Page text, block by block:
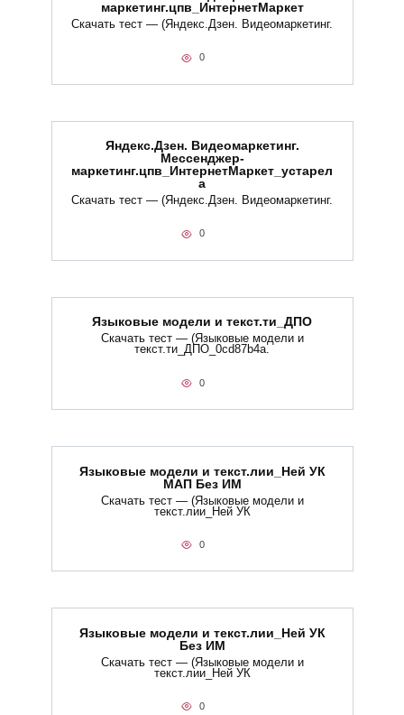
маркетинг.цпв_ИнтернетМаркет
Скачать тест — (Яндекс.Дзен. Видеомаркетинг.
0
Яндекс.Дзен. Видеомаркетинг.
Мессенджер-
маркетинг.цпв_ИнтернетМаркет_устарел
а
Скачать тест — (Яндекс.Дзен. Видеомаркетинг.
0
Языковые модели и текст.ти_ДПО
Скачать тест — (Языковые модели и
текст.ти_ДПО_0cd87b4a.
0
Языковые модели и текст.лии_Ней УК
МАП Без ИМ
Скачать тест — (Языковые модели и
текст.лии_Ней УК
0
Языковые модели и текст.лии_Ней УК
Без ИМ
Скачать тест — (Языковые модели и
текст.лии_Ней УК
0